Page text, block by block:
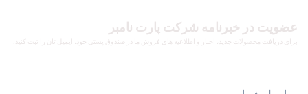
عضویت در خبرنامه شرکت پارت نامبر
برای دریافت محصولات جدید، اخبار و اطلاعیه های فروش ما در صندوق پستی خود، ایمیل تان را ثبت کنید.